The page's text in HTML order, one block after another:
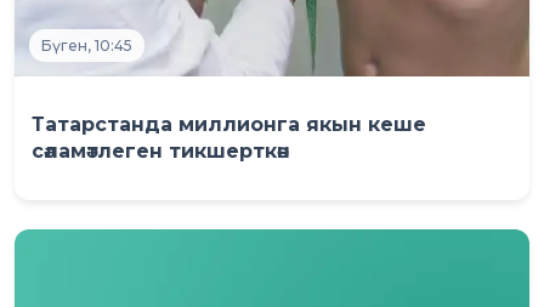
Бүген, 10:45
Татарстанда миллионга якын кеше
сәламәтлеген тикшерткән